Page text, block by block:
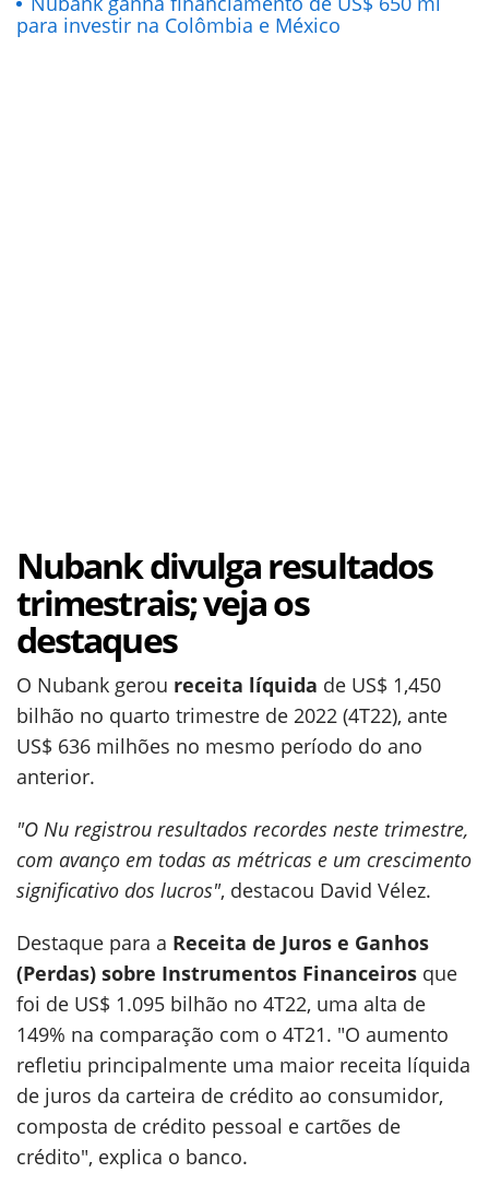
para investir na Colômbia e México
Nubank divulga resultados
trimestrais; veja os
destaques
O Nubank gerou receita líquida de US$ 1,450
bilhão no quarto trimestre de 2022 (4T22), ante
US$ 636 milhões no mesmo período do ano
anterior.
"O Nu registrou resultados recordes neste trimestre,
com avanço em todas as métricas e um crescimento
significativo dos lucros", destacou David Vélez.
Destaque para a Receita de Juros e Ganhos
(Perdas) sobre Instrumentos Financeiros que
foi de US$ 1.095 bilhão no 4T22, uma alta de
149% na comparação com o 4T21. "O aumento
refletiu principalmente uma maior receita líquida
de juros da carteira de crédito ao consumidor,
composta de crédito pessoal e cartões de
crédito", explica o banco.